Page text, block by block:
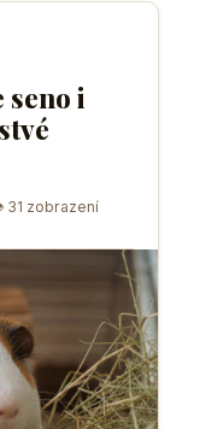
seno i
31 zobrazení